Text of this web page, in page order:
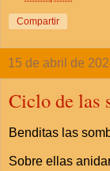
Compartir
15 de abril de
Ciclo de las
Benditas las
Sobre ellas